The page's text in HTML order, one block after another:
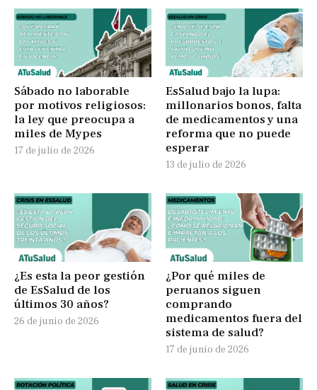
Sábado no laborable
por motivos religiosos:
la ley que preocupa a
miles de Mypes
17 de julio de 2026
EsSalud bajo la lupa:
millonarios bonos, falta
de medicamentos y una
reforma que no puede
esperar
13 de julio de 2026
¿Es esta la peor gestión
de EsSalud de los
últimos 30 años?
26 de junio de 2026
¿Por qué miles de
peruanos siguen
comprando
medicamentos fuera del
sistema de salud?
17 de junio de 2026